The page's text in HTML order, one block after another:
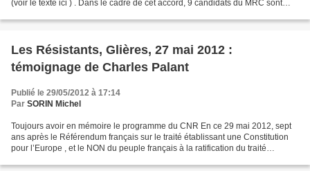
(voir le texte ici ) . Dans le cadre de cet accord, 9 candidats du MRC sont
Les Résistants, Glières, 27 mai 2012 :
témoignage de Charles Palant
Publié le 29/05/2012 à 17:14
Par SORIN Michel
Toujours avoir en mémoire le programme du CNR En ce 29 mai 2012, sept
ans après le Référendum français sur le traité établissant une Constitution
pour l’Europe , et le NON du peuple français à la ratification du traité